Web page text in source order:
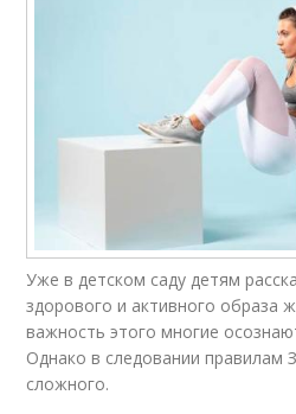
Уже в детском саду детям
здорового и активного образа
важность этого многие
Однако в следовании правилам
сложного.